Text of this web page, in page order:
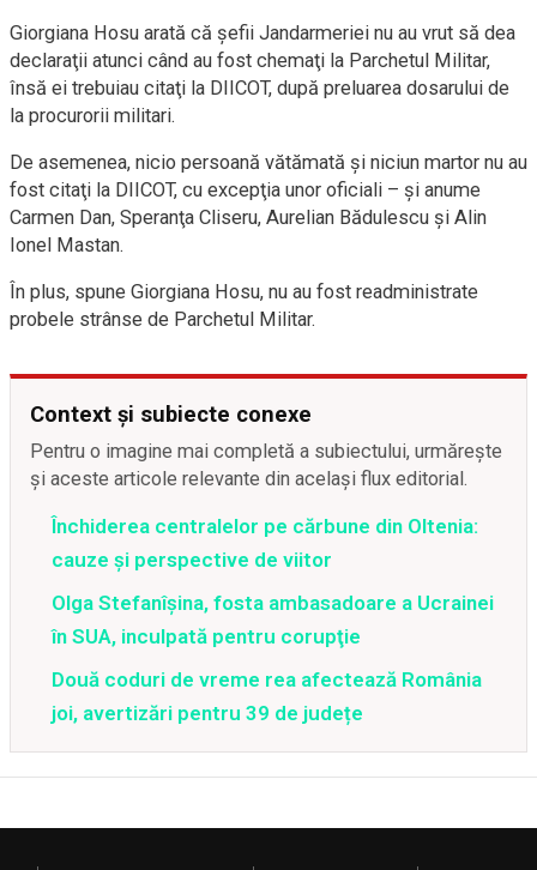
Giorgiana Hosu arată că şefii Jandarmeriei nu au vrut să dea
declaraţii atunci când au fost chemaţi la Parchetul Militar,
însă ei trebuiau citaţi la DIICOT, după preluarea dosarului de
la procurorii militari.
De asemenea, nicio persoană vătămată şi niciun martor nu au
fost citaţi la DIICOT, cu excepţia unor oficiali – şi anume
Carmen Dan, Speranţa Cliseru, Aurelian Bădulescu şi Alin
Ionel Mastan.
În plus, spune Giorgiana Hosu, nu au fost readministrate
probele strânse de Parchetul Militar.
Context și subiecte conexe
Pentru o imagine mai completă a subiectului, urmărește
și aceste articole relevante din același flux editorial.
Închiderea centralelor pe cărbune din Oltenia:
cauze și perspective de viitor
Olga Stefanîşina, fosta ambasadoare a Ucrainei
în SUA, inculpată pentru corupţie
Două coduri de vreme rea afectează România
joi, avertizări pentru 39 de județe